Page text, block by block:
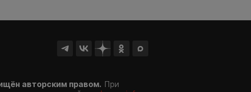
авторским правом. При